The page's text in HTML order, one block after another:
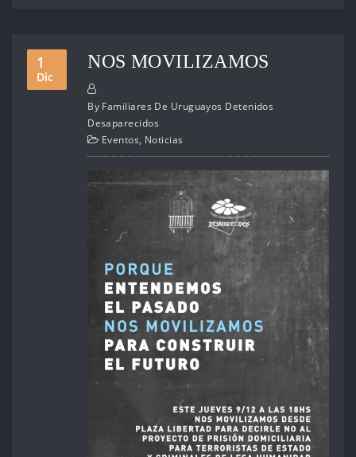
1
Dic
NOS MOVILIZAMOS
By Familiares De Uruguayos Detenidos
Desaparecidos
Eventos, Noticias